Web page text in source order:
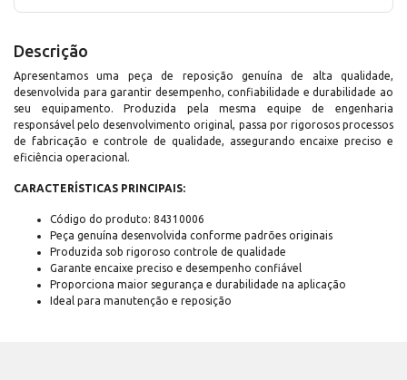
Descrição
Apresentamos uma peça de reposição genuína de alta qualidade,
desenvolvida para garantir desempenho, confiabilidade e durabilidade ao
seu equipamento. Produzida pela mesma equipe de engenharia
responsável pelo desenvolvimento original, passa por rigorosos processos
de fabricação e controle de qualidade, assegurando encaixe preciso e
eficiência operacional.
CARACTERÍSTICAS PRINCIPAIS:
Código do produto: 84310006
Peça genuína desenvolvida conforme padrões originais
Produzida sob rigoroso controle de qualidade
Garante encaixe preciso e desempenho confiável
Proporciona maior segurança e durabilidade na aplicação
Ideal para manutenção e reposição